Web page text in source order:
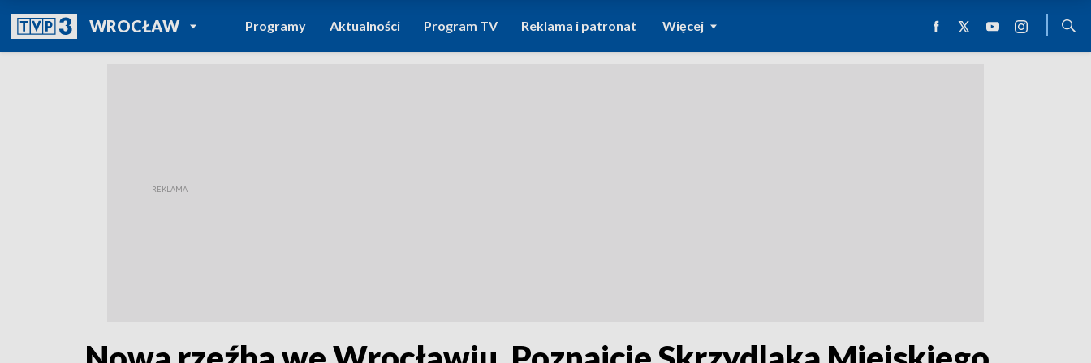
WROCŁAWPOWRÓT DO
TVP REGIONY
Programy Aktualności Program TV Reklama i patronat Więcej